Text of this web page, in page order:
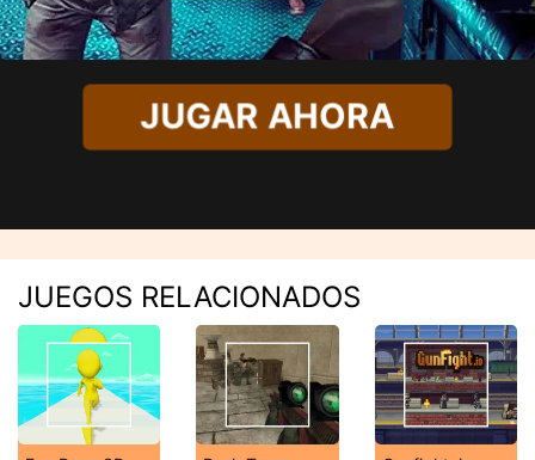
JUGAR AHORA
JUEGOS RELACIONADOS